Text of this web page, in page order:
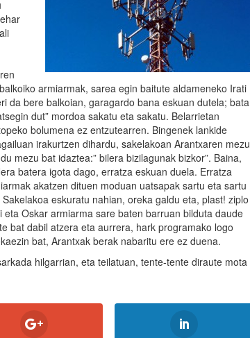
armiarmak, sarea egin baitute aldameneko Irati
da bere balkoian, garagardo bana eskuan dutela; bata
dut” mordoa sakatu eta sakatu. Belarrietan
bolumena ez entzutearren. Bingenek lankide
irakurtzen dihardu, sakelakoan Arantxaren mezu
mezu bat idaztea:” bilera bizilagunak bizkor”. Baina,
batera igota dago, erratza eskuan duela. Erratza
akatzen dituen moduan uatsapak sartu eta sartu
eskuratu nahian, oreka galdu eta, plast! ziplo
Oskar armiarma sare baten barruan bilduta daude
bat dabil atzera eta aurrera, hark programako logo
bat, Arantxak berak nabaritu ere ez duena.
hilgarrian, eta teilatuan, tente-tente diraute mota